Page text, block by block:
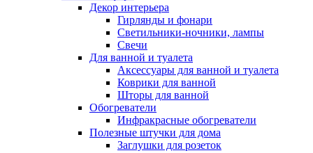
Декор интерьера
Гирлянды и фонари
Светильники-ночники, лампы
Свечи
Для ванной и туалета
Аксессуары для ванной и туалета
Коврики для ванной
Шторы для ванной
Обогреватели
Инфракрасные обогреватели
Полезные штучки для дома
Заглушки для розеток